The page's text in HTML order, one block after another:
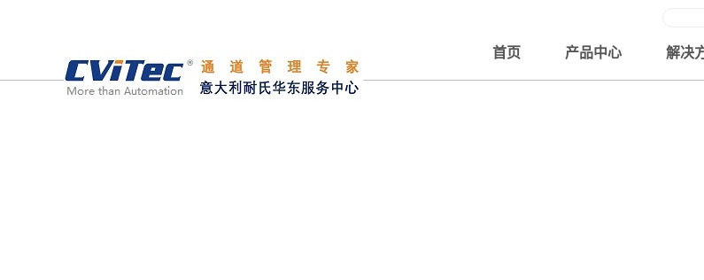
首页 产品中心 解决